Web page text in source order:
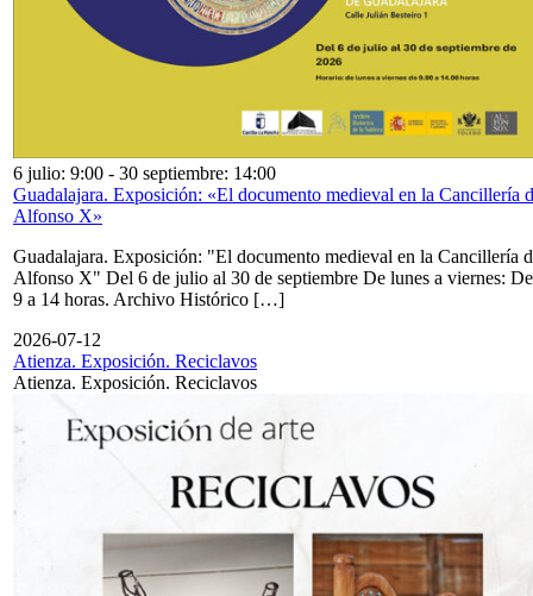
6 julio: 9:00 - 30 septiembre: 14:00
Guadalajara. Exposición: «El documento medieval en la Cancillería
Alfonso X»
Guadalajara. Exposición: "El documento medieval en la Cancillería
Alfonso X" Del 6 de julio al 30 de septiembre De lunes a viernes: De
9 a 14 horas. Archivo Histórico […]
2026-07-12
Atienza. Exposición. Reciclavos
Atienza. Exposición. Reciclavos